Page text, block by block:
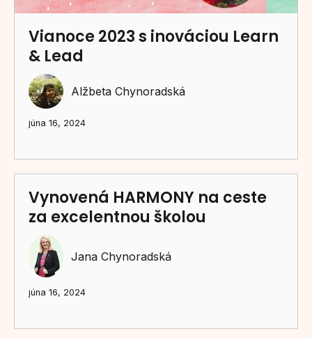
Vianoce 2023 s inováciou Learn
& Lead
Alžbeta Chynoradská
júna 16, 2024
Vynovená HARMONY na ceste
za excelentnou školou
Jana Chynoradská
júna 16, 2024